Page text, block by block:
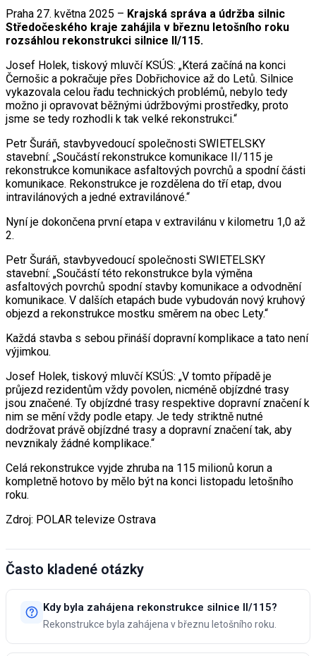
Praha 27. května 2025 – Krajská správa a údržba silnic
Středočeského kraje zahájila v březnu letošního roku
rozsáhlou rekonstrukci silnice II/115.
Josef Holek, tiskový mluvčí KSÚS: „Která začíná na konci
Černošic a pokračuje přes Dobřichovice až do Letů. Silnice
vykazovala celou řadu technických problémů, nebylo tedy
možno ji opravovat běžnými údržbovými prostředky, proto
jsme se tedy rozhodli k tak velké rekonstrukci.“
Petr Šuráň, stavbyvedoucí společnosti SWIETELSKY
stavební: „Součástí rekonstrukce komunikace II/115 je
rekonstrukce komunikace asfaltových povrchů a spodní části
komunikace. Rekonstrukce je rozdělena do tří etap, dvou
intravilánových a jedné extravilánové.“
Nyní je dokončena první etapa v extravilánu v kilometru 1,0 až
2.
Petr Šuráň, stavbyvedoucí společnosti SWIETELSKY
stavební: „Součástí této rekonstrukce byla výměna
asfaltových povrchů spodní stavby komunikace a odvodnění
komunikace. V dalších etapách bude vybudován nový kruhový
objezd a rekonstrukce mostku směrem na obec Lety.“
Každá stavba s sebou přináší dopravní komplikace a tato není
výjimkou.
Josef Holek, tiskový mluvčí KSÚS: „V tomto případě je
průjezd rezidentům vždy povolen, nicméně objízdné trasy
jsou značené. Ty objízdné trasy respektive dopravní značení k
nim se mění vždy podle etapy. Je tedy striktně nutné
dodržovat právě objízdné trasy a dopravní značení tak, aby
nevznikaly žádné komplikace.“
Celá rekonstrukce vyjde zhruba na 115 milionů korun a
kompletně hotovo by mělo být na konci listopadu letošního
roku.
Zdroj: POLAR televize Ostrava
Často kladené otázky
Kdy byla zahájena rekonstrukce silnice II/115?
Rekonstrukce byla zahájena v březnu letošního roku.